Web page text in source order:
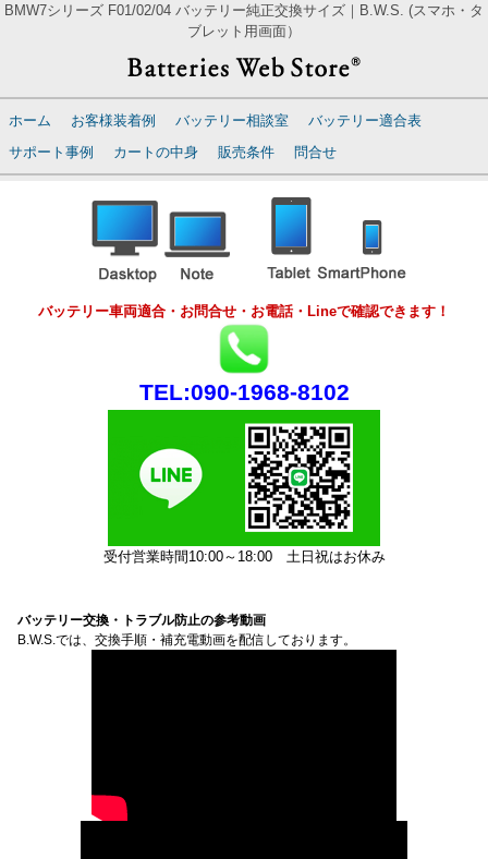
BMW7シリーズ F01/02/04 バッテリー純正交換サイズ｜B.W.S. (スマホ・タ
ブレット用画面）
ホーム お客様装着例 バッテリー相談室
バッテリー適合表
サポート事例
カートの中身 販売条件 問合せ
バッテリー車両適合・お問合せ・お電話・Lineで確認できます！
TEL:090-1968-8102
受付営業時間10:00～18:00 土日祝はお休み
バッテリー交換・トラブル防止の参考動画
B.W.S.では、交換手順・補充電動画を配信しております。